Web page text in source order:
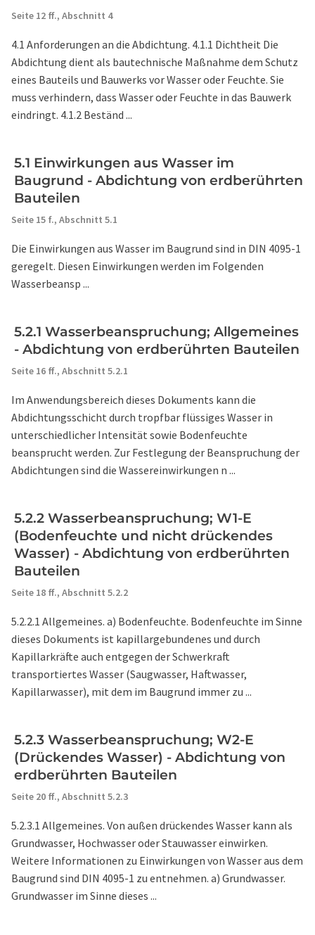
Seite 12 ff., Abschnitt 4
4.1 Anforderungen an die Abdichtung. 4.1.1 Dichtheit Die
Abdichtung dient als bautechnische Maßnahme dem Schutz
eines Bauteils und Bauwerks vor Wasser oder Feuchte. Sie
muss verhindern, dass Wasser oder Feuchte in das Bauwerk
eindringt. 4.1.2 Beständ ...
5.1 Einwirkungen aus Wasser im
Baugrund - Abdichtung von erdberührten
Bauteilen
Seite 15 f., Abschnitt 5.1
Die Einwirkungen aus Wasser im Baugrund sind in DIN 4095-1
geregelt. Diesen Einwirkungen werden im Folgenden
Wasserbeansp ...
5.2.1 Wasserbeanspruchung; Allgemeines
- Abdichtung von erdberührten Bauteilen
Seite 16 ff., Abschnitt 5.2.1
Im Anwendungsbereich dieses Dokuments kann die
Abdichtungsschicht durch tropfbar flüssiges Wasser in
unterschiedlicher Intensität sowie Bodenfeuchte
beansprucht werden. Zur Festlegung der Beanspruchung der
Abdichtungen sind die Wassereinwirkungen n ...
5.2.2 Wasserbeanspruchung; W1-E
(Bodenfeuchte und nicht drückendes
Wasser) - Abdichtung von erdberührten
Bauteilen
Seite 18 ff., Abschnitt 5.2.2
5.2.2.1 Allgemeines. a) Bodenfeuchte. Bodenfeuchte im Sinne
dieses Dokuments ist kapillargebundenes und durch
Kapillarkräfte auch entgegen der Schwerkraft
transportiertes Wasser (Saugwasser, Haftwasser,
Kapillarwasser), mit dem im Baugrund immer zu ...
5.2.3 Wasserbeanspruchung; W2-E
(Drückendes Wasser) - Abdichtung von
erdberührten Bauteilen
Seite 20 ff., Abschnitt 5.2.3
5.2.3.1 Allgemeines. Von außen drückendes Wasser kann als
Grundwasser, Hochwasser oder Stauwasser einwirken.
Weitere Informationen zu Einwirkungen von Wasser aus dem
Baugrund sind DIN 4095-1 zu entnehmen. a) Grundwasser.
Grundwasser im Sinne dieses ...